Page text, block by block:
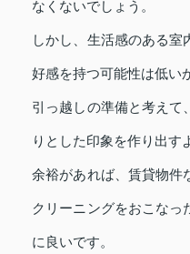
なくないでしょう。
しかし、生活感のある
好感を持つ可能性は低い
引っ越しの準備と考えて
りとした印象を作り出す
余裕があれば、賃貸物件
クリーニングをおこなっ
に良いです。